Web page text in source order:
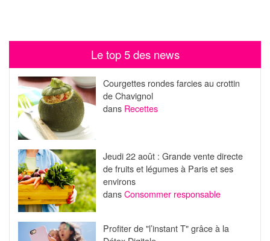
Le top 5 des news
Courgettes rondes farcies au crottin
de Chavignol
dans Recettes
Jeudi 22 août : Grande vente directe
de fruits et légumes à Paris et ses
environs
dansConsommer responsable
Profiter de "l’instant T" grâce à la